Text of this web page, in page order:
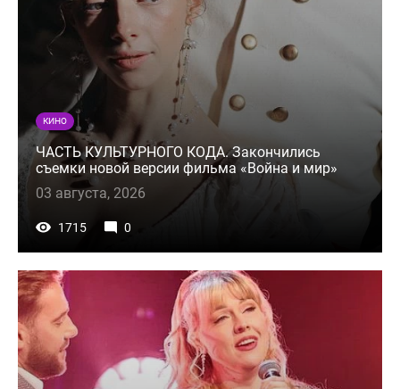
КИНО
ЧАСТЬ КУЛЬТУРНОГО КОДА. Закончились
съемки новой версии фильма «Война и мир»
03 августа, 2026
1715 0